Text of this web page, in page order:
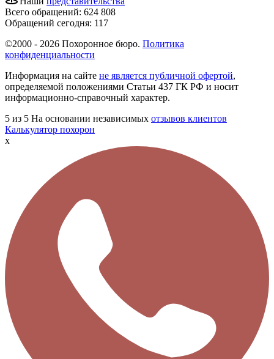
Всего обращений: 624 808
Обращений сегодня: 117
©2000 - 2026 Похоронное бюро. Политика
конфиденциальности
Информация на сайте не является публичной офертой,
определяемой положениями Статьи 437 ГК РФ и носит
информационно-справочный характер.
5 из 5 На основании независимых отзывов клиентов
Калькулятор похорон
x